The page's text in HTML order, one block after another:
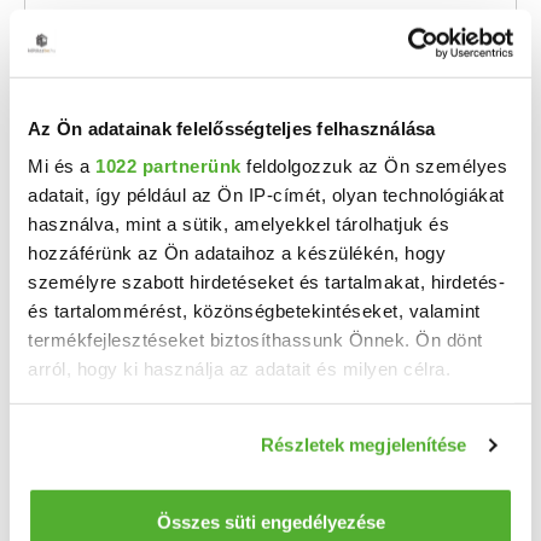
Az Ön adatainak felelősségteljes felhasználása
Mi és a 1022 partnerünk feldolgozzuk az Ön személyes
adatait, így például az Ön IP-címét, olyan technológiákat
használva, mint a sütik, amelyekkel tárolhatjuk és
hozzáférünk az Ön adataihoz a készülékén, hogy
személyre szabott hirdetéseket és tartalmakat, hirdetés-
és tartalommérést, közönségbetekintéseket, valamint
termékfejlesztéseket biztosíthassunk Önnek. Ön dönt
arról, hogy ki használja az adatait és milyen célra.
Információgyűjtés az Ön földrajzi elhelyezkedéséről
pár méteres pontossággal
Az Ön készülékén beazonosítása annak konkrét
Részletek megjelenítése
Összes süti engedélyezése
telekméret:
Kimle - Eladó családi ház